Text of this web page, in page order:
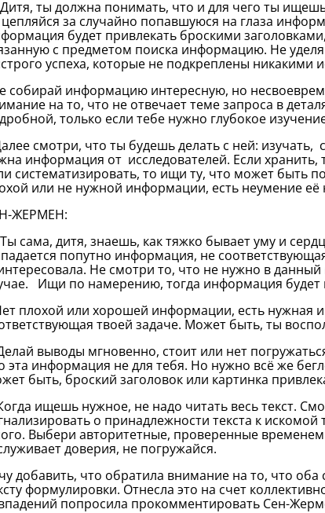
ты должна понимать, что и для чего ты
за случайно попавшуюся на глаза
будет привлекать броскими
с предметом поиска информацию. Не
успеха, которые не подкреплены никакими
собирай информацию интересную, но
на то, что не отвечает теме запроса в
только если тебе нужно глубокое
смотри, что ты будешь делать с ней: изучать,
информация от исследователей. Если
систематизировать, то ищи ту, что может быть
или не нужной информации, есть неумение её
ЖЕРМЕН:
сама, дитя, знаешь, как тяжко бывает уму и
попутно информация, не
Не смотри то, что не нужно в
Ищи по намерению, тогда информация будет
плохой или хорошей информации, есть нужная
твоей задаче. Может быть, ты
выводы мгновенно, стоит или нет
эта информация не для тебя. Но нужно всё же
быть, броский заголовок или картинка
ищешь нужное, не надо читать весь текст.
о принадлежности текста к
Выбери авторитетные, проверенные
доверия, не погружайся.
добавить, что обратила внимание на то, что
формулировки. Отнесла это на счет
попросила прокомментировать Сен-